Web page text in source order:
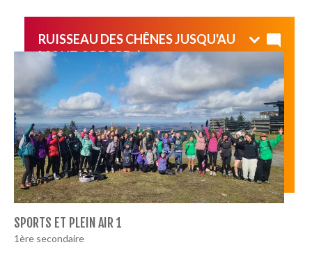
SPORTS ET PLEIN AIR 1
1ère secondaire
RUISSEAU DES CHÊNES JUSQU'AU
MONT ORFORD :)
Superbe journée avec des élèves motivées !